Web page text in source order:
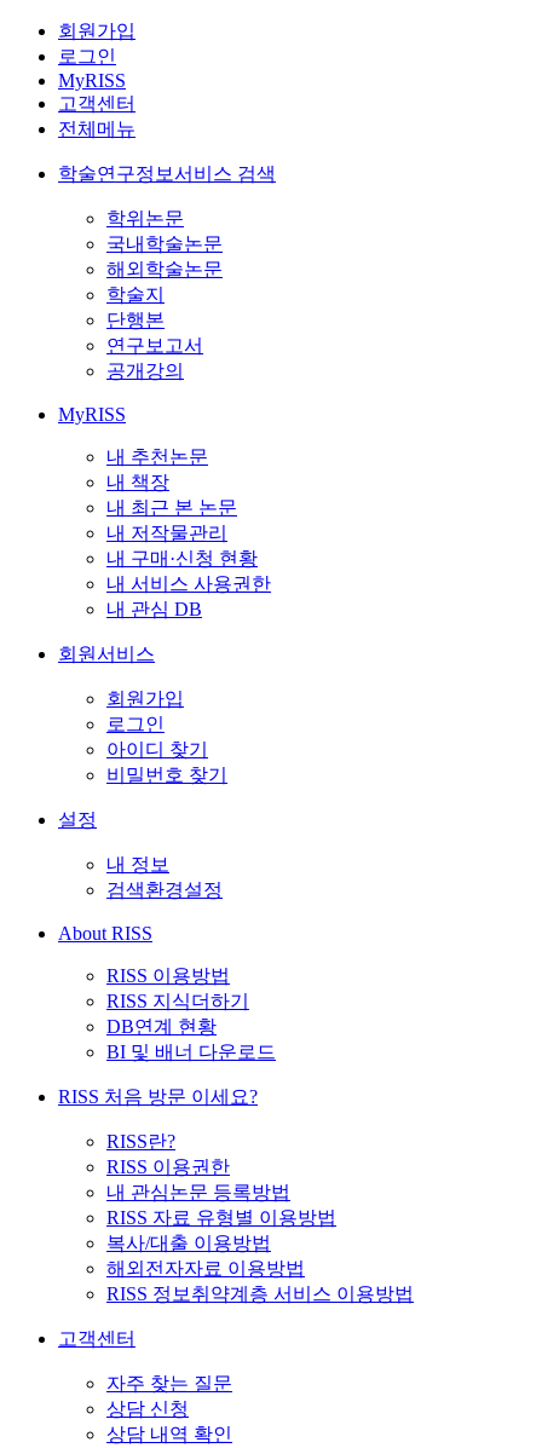
회원가입
로그인
MyRISS
고객센터
전체메뉴
학술연구정보서비스 검색
학위논문
국내학술논문
해외학술논문
학술지
단행본
연구보고서
공개강의
MyRISS
내 추천논문
내 책장
내 최근 본 논문
내 저작물관리
내 구매·신청 현황
내 서비스 사용권한
내 관심 DB
회원서비스
회원가입
로그인
아이디 찾기
비밀번호 찾기
설정
내 정보
검색환경설정
About RISS
RISS 이용방법
RISS 지식더하기
DB연계 현황
BI 및 배너 다운로드
RISS 처음 방문 이세요?
RISS란?
RISS 이용권한
내 관심논문 등록방법
RISS 자료 유형별 이용방법
복사/대출 이용방법
해외전자자료 이용방법
RISS 정보취약계층 서비스 이용방법
고객센터
자주 찾는 질문
상담 신청
상담 내역 확인